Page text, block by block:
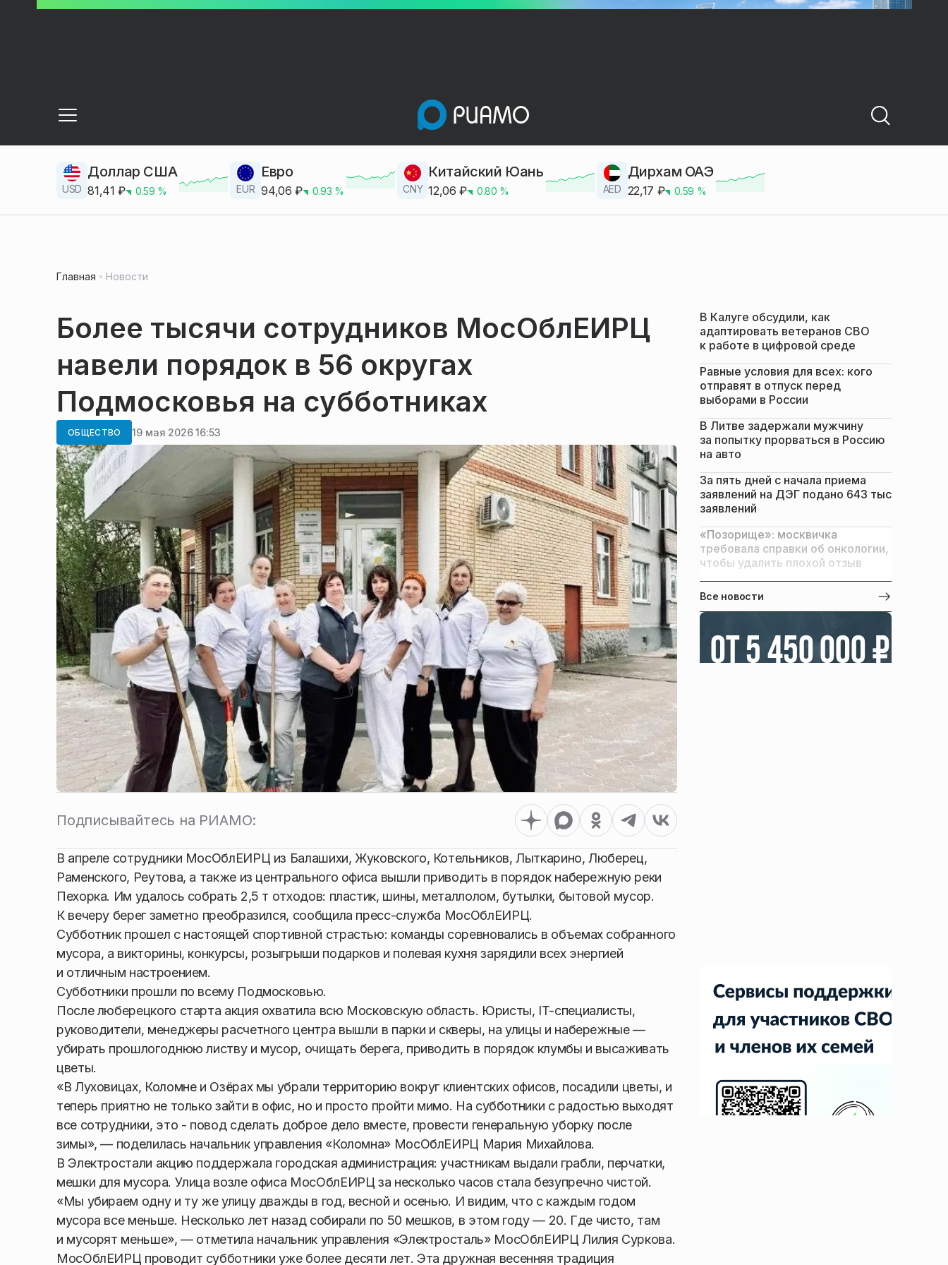
USD
Доллар США
81,41 ₽ 0.59 % EUR
Евро
94,06 ₽ 0.93 % CNY
Китайский Юань
12,06 ₽ 0.80 % AED
Дирхам ОАЭ
22,17 ₽ 0.59 %
Главная Новости
Более тысячи сотрудников МосОблЕИРЦ
навели порядок в 56 округах
Подмосковья на субботниках
ОБЩЕСТВО 19 мая 2026 16:53
Подписывайтесь на РИАМО:
В апреле сотрудники МосОблЕИРЦ из Балашихи, Жуковского, Котельников, Лыткарино, Люберец,
Раменского, Реутова, а также из центрального офиса вышли приводить в порядок набережную реки
Пехорка. Им удалось собрать 2,5 т отходов: пластик, шины, металлолом, бутылки, бытовой мусор.
К вечеру берег заметно преобразился, сообщила пресс-служба МосОблЕИРЦ.
Субботник прошел с настоящей спортивной страстью: команды соревновались в объемах собранного
мусора, а викторины, конкурсы, розыгрыши подарков и полевая кухня зарядили всех энергией
и отличным настроением.
Субботники прошли по всему Подмосковью.
После люберецкого старта акция охватила всю Московскую область. Юристы, IT-специалисты,
руководители, менеджеры расчетного центра вышли в парки и скверы, на улицы и набережные —
убирать прошлогоднюю листву и мусор, очищать берега, приводить в порядок клумбы и высаживать
цветы.
«В Луховицах, Коломне и Озёрах мы убрали территорию вокруг клиентских офисов, посадили цветы, и
теперь приятно не только зайти в офис, но и просто пройти мимо. На субботники с радостью выходят
все сотрудники, это - повод сделать доброе дело вместе, провести генеральную уборку после
зимы», — поделилась начальник управления «Коломна» МосОблЕИРЦ Мария Михайлова.
В Электростали акцию поддержала городская администрация: участникам выдали грабли, перчатки,
мешки для мусора. Улица возле офиса МосОблЕИРЦ за несколько часов стала безупречно чистой.
«Мы убираем одну и ту же улицу дважды в год, весной и осенью. И видим, что с каждым годом
мусора все меньше. Несколько лет назад собирали по 50 мешков, в этом году — 20. Где чисто, там
и мусорят меньше», — отметила начальник управления «Электросталь» МосОблЕИРЦ Лилия Суркова.
МосОблЕИРЦ проводит субботники уже более десяти лет. Эта дружная весенняя традиция
В Калуге обсудили, как
адаптировать ветеранов СВО
к работе в цифровой среде
Равные условия для всех: кого
отправят в отпуск перед
выборами в России
В Литве задержали мужчину
за попытку прорваться в Россию
на авто
За пять дней с начала приема
заявлений на ДЭГ подано 643 тыс
заявлений
«Позорище»: москвичка
требовала справки об онкологии,
чтобы удалить плохой отзыв
Все новости